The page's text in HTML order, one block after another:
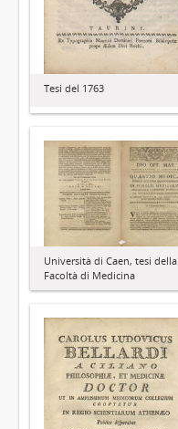
Tesi del 1763
Università di Caen, tesi della
Facoltà di Medicina